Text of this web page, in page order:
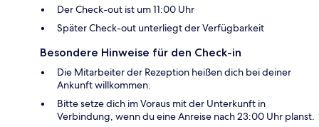
Der Check-out ist um 11:00 Uhr
Später Check-out unterliegt der Verfügbarkeit
Besondere Hinweise für den Check-in
Die Mitarbeiter der Rezeption heißen dich bei deiner
Ankunft willkommen.
Bitte setze dich im Voraus mit der Unterkunft in
Verbindung, wenn du eine Anreise nach 23:00 Uhr planst.